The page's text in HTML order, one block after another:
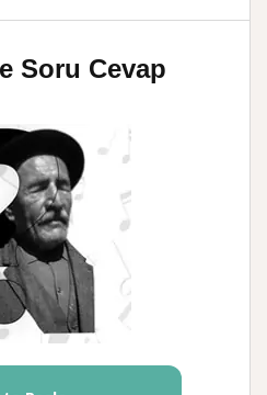
Soru Cevap